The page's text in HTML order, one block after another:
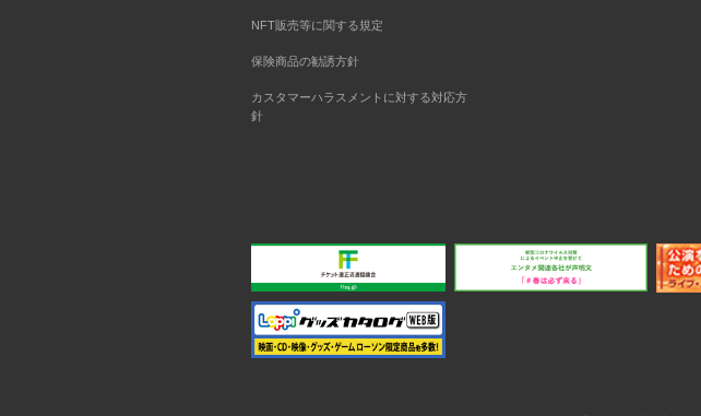
NFT販売等に関する規定
保険商品の勧誘方針
カスタマーハラスメントに対する対応方
針